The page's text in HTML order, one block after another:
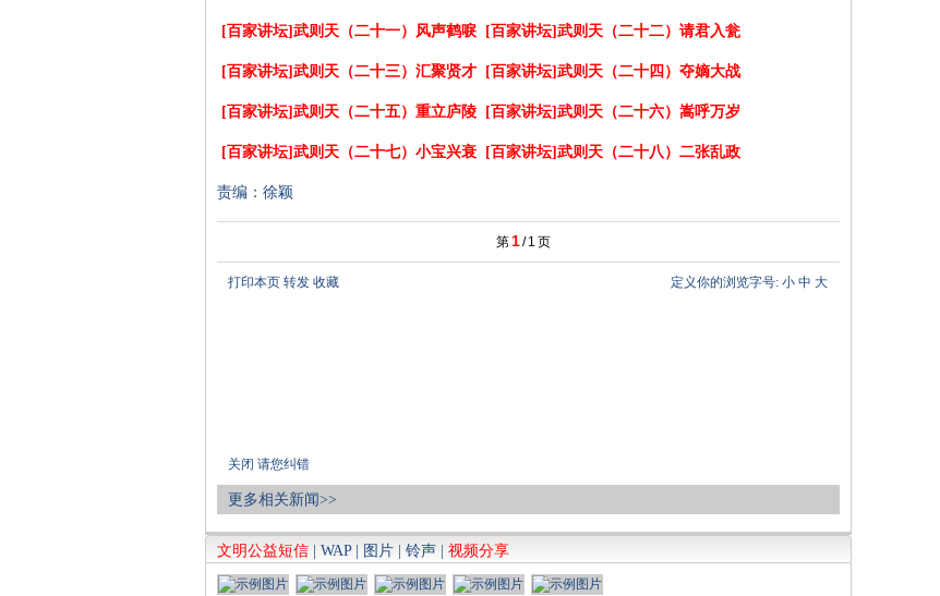
[百家讲坛]武则天（二十一）风声鹤唳 [百家讲坛]武则天（二十二）请君入瓮
[百家讲坛]武则天（二十三）汇聚贤才 [百家讲坛]武则天（二十四）夺嫡大战
[百家讲坛]武则天（二十五）重立庐陵 [百家讲坛]武则天（二十六）嵩呼万岁
[百家讲坛]武则天（二十七）小宝兴衰 [百家讲坛]武则天（二十八）二张乱政
责编：徐颖
第 1/ 1 页
打印本页 转发 收藏
关闭 请您纠错
定义你的浏览字号: 小 中 大
更多相关新闻>>
文明公益短信 WAP| 图片 铃声 视频分享